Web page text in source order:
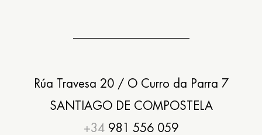
Rúa Travesa 20 / O Curro da Parra 7
SANTIAGO DE COMPOSTELA
+34 981 556 059